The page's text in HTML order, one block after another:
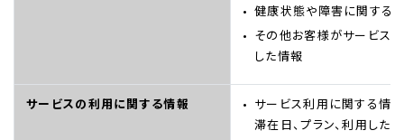
健康状態や障害に関する
その他お客様がサービス
した情報
サービスの利用に関する情報
サービス利用に関する情
滞在日、プラン、利用した